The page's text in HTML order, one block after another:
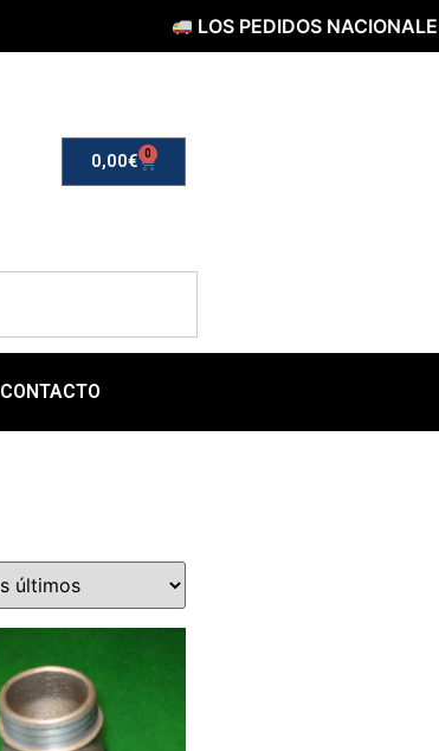
LOS PEDIDOS NACIONALES SERÁN
0,00€ 0
CONTACTO